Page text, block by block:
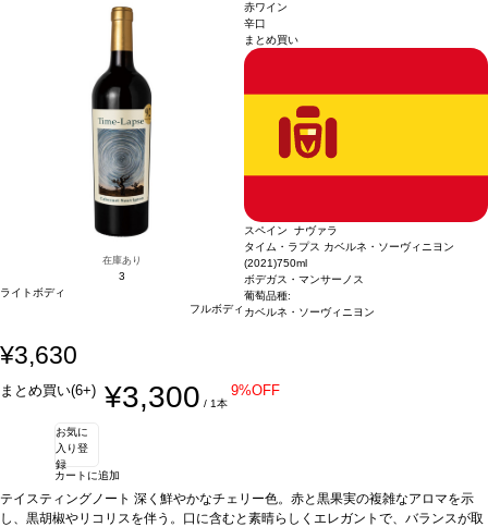
在庫あり
3
ライトボディ
フルボディ
赤ワイン
辛口
まとめ買い
スペイン ナヴァラ
タイム・ラプス カベルネ・ソーヴィニヨン
(2021)750ml
ボデガス・マンサーノス
葡萄品種:
カベルネ・ソーヴィニヨン
¥3,630
まとめ買い(6+) ¥3,300 / 1本
9%OFF
お気に
入り登
録
カートに追加
テイスティングノート 深く鮮やかなチェリー色。赤と黒果実の複雑なアロマを示
し、黒胡椒やリコリスを伴う。口に含むと素晴らしくエレガントで、バランスが取